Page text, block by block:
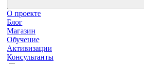
О проекте
Блог
Магазин
Обучение
Активизации
Консультанты